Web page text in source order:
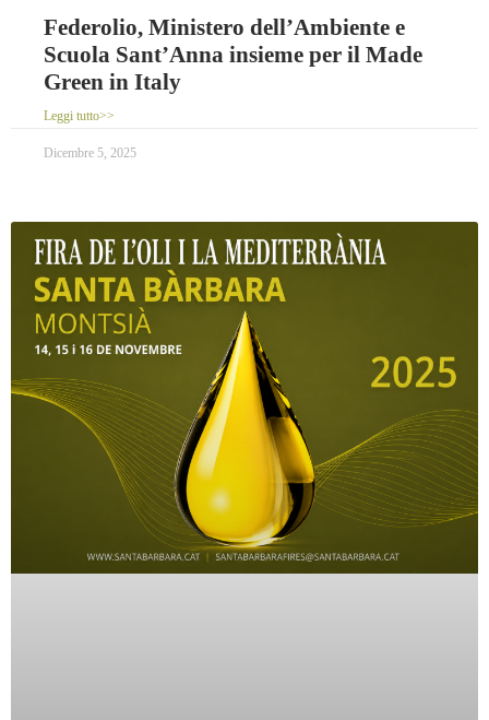
Federolio, Ministero dell’Ambiente e
Scuola Sant’Anna insieme per il Made
Green in Italy
Leggi tutto>>
Dicembre 5, 2025